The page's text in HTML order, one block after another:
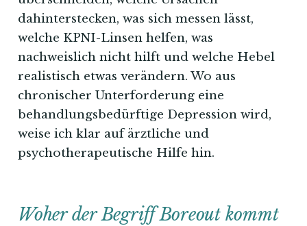
dahinterstecken, was sich messen lässt,
welche KPNI-Linsen helfen, was
nachweislich nicht hilft und welche Hebel
realistisch etwas verändern. Wo aus
chronischer Unterforderung eine
behandlungsbedürftige Depression wird,
weise ich klar auf ärztliche und
psychotherapeutische Hilfe hin.
Woher der Begriff Boreout kommt